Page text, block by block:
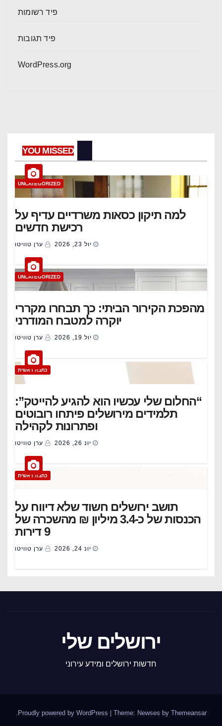
פיד רשומות
פיד תגובות
WordPress.org
YOU MISSED
UNCATEGORIZED
למה תיקון כסאות משרדיים עדיף על
רכישת חדשים
יול 23, 2026 ערן טוויטו
UNCATEGORIZED
מהפכת הקירור הביתי: כך תבחרו מקררי
יוקרה למטבח המודרני
יול 19, 2026 ערן טוויטו
כתבה ראשית
“החלום שלי עכשיו הוא להגיע להייטק”:
תלמידים מירושלים פיתחו רובוטים
ופתרונות לקהילה
יונ 26, 2026 ערן טוויטו
כתבה ראשית
תושב ירושלים חשוד שלא דיווח על
הכנסות של כ-3.4 מיליון ₪ מהשכרה של
9 דירות
יונ 24, 2026 ערן טוויטו
ירושלים שלי
חדשות ירושלים ומידע עירוני
Proudly powered by WordPress Theme: Newses by Themeansar
.